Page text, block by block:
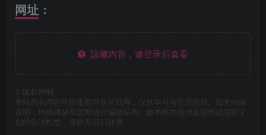
网址：
隐藏内容，请登录后查看
版权声明
本站所有内容均搜集整理自互联网，仅供学习与交流使用。如无特殊
说明，均由稀缺资源网进行编辑发布。如本站内容涉及侵权或侵犯了
您的合法权益，请联系我们处理。